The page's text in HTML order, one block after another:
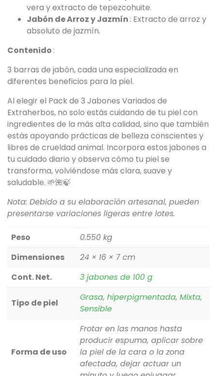
vera y extracto de tepezcohuite.
Jabón de Arroz y Jazmín : Extracto de arroz y
absoluto de jazmín.
Contenido :
3 barras de jabón, cada una especializada en
diferentes beneficios para la piel.
Al elegir el Pack de 3 Jabones Variados de
Extraherbos, no solo estás cuidando de tu piel con
ingredientes de la más alta calidad, sino que también
estás apoyando prácticas de belleza conscientes y
libres de crueldad animal. Incorpora estos jabones a
tu cuidado diario y observa cómo tu piel se
transforma, volviéndose más clara, suave y
saludable. 🌱🌺🍃
Nota: Debido a su elaboración artesanal, pueden
presentarse variaciones ligeras entre lotes.
Peso
0.550 kg
Dimensiones
24 × 16 × 7 cm
Cont. Net.
3 jabones de 100 g
Tipo de piel
Grasa, hiperpigmentada, Mixta,
Sensible
Forma de uso
Frotar en las manos hasta
producir espuma, aplicar sobre
la piel de la cara o la zona
afectada, dejar actuar un